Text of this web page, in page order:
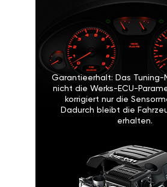
Garantieerhalt: Das Tuning-
nicht die Werks-ECU-
korrigiert nur die
Dadurch bleibt die
erhalten.